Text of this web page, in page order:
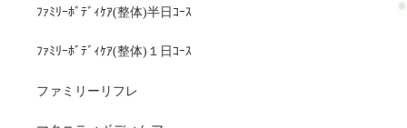
ﾌｧﾐﾘｰﾎﾞﾃﾞｨｹｱ(整体)半日ｺｰｽ
ﾌｧﾐﾘｰﾎﾞﾃﾞｨｹｱ(整体)１日ｺｰｽ
ファミリーリフレ